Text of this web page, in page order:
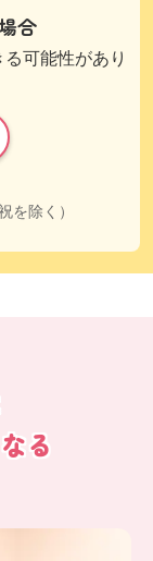
合
可能性があり
を除く）
る